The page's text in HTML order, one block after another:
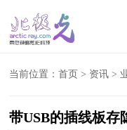
当前位置：首页 > 资讯 >
带USB的插线板存